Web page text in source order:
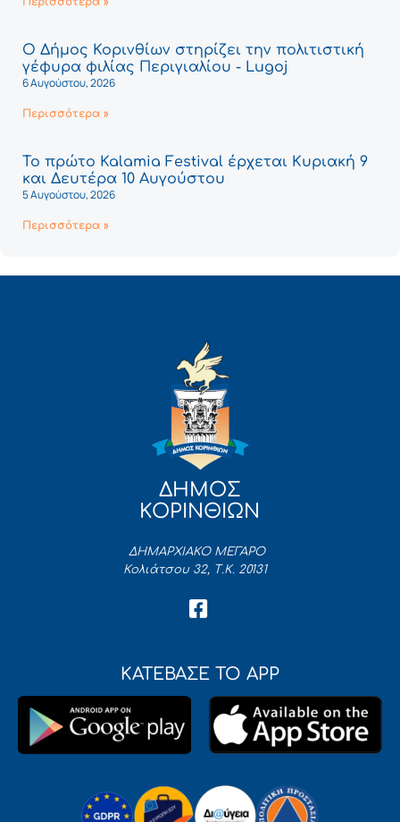
Ο Δήμος Κορινθίων στηρίζει την πολιτιστική
γέφυρα φιλίας Περιγιαλίου - Lugoj
6 Αυγούστου, 2026
Περισσότερα »
Το πρώτο Kalamia Festival έρχεται Κυριακή 9
και Δευτέρα 10 Αυγούστου
5 Αυγούστου, 2026
Περισσότερα »
ΔΗΜΟΣ
ΚΟΡΙΝΘΙΩΝ
ΔΗΜΑΡΧΙΑΚΟ ΜΕΓΑΡΟ
Κολιάτσου 32, Τ.Κ. 20131
ΚΑΤΕΒΑΣΕ ΤΟ APP